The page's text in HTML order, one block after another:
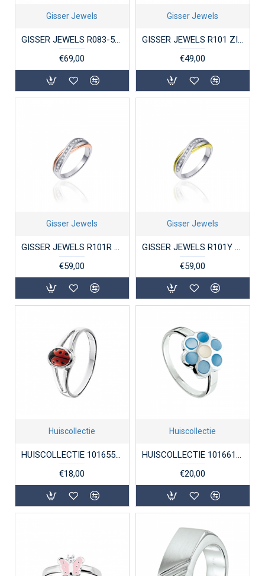
Gisser Jewels
GISSER JEWELS R083-54 ZILVEREN RING GERHODINEERD GOLD RUSH
€69,00
Gisser Jewels
GISSER JEWELS R101 ZILVEREN RING GERHODINEERD MET ZIRKONIA GOLD RUSH
€49,00
Gisser Jewels
GISSER JEWELS R101R ZILVER ROSÉ VERGULDE RING MET ZIRKONIA GOLD RUSH
€59,00
Gisser Jewels
GISSER JEWELS R101Y ZILVER VERGULDE RING MET ZIRKONIA GOLD RUSH
€59,00
Huiscollectie
HUISCOLLECTIE 1016558 ZILVEREN KINDERRING LIEVEHEERSBEESTJE
€18,00
Huiscollectie
HUISCOLLECTIE 1016610 ZILVEREN KINDERRING BLOEM MET EMAILLE
€20,00